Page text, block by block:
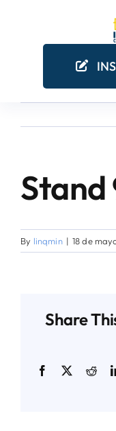
¿POR QUÉ
AGENDA
Stand
By linqmin | 18 de
Share
Facebook
X